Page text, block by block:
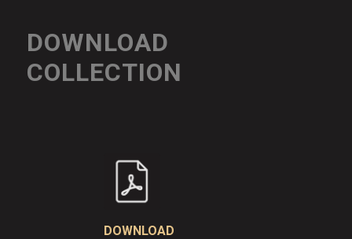
DOWNLOAD
COLLECTION
DOWNLOAD